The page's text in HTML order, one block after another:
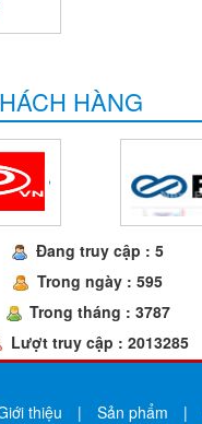
HÀNG
Đang truy cập : 5
Trong ngày : 595
Trong tháng : 3787
Lượt truy cập : 2013285
thiệu | Sản phẩm |